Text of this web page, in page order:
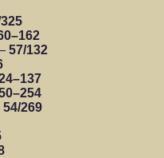
57/132
54/269